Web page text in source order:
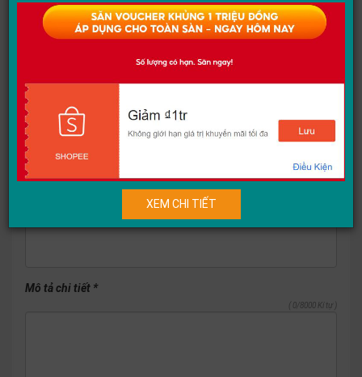
Tiêu đề
Mô tả ngắn
( 0/300 Kí tự )
Mô tả chi tiết *
( 0/8000 Kí tự )
XEM CHI TIẾT